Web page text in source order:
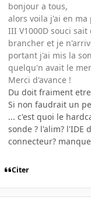
bonjour a tous,
alors voila j'ai en ma
III V1000D souci
brancher et je
portant j'ai mis la
quelqu'n avait le
Merci d'avance !
Du doit fraiment
Si non faudrait un
... c'est quoi le
sonde ? l'alim? l'IDE
connecteur?
Citer